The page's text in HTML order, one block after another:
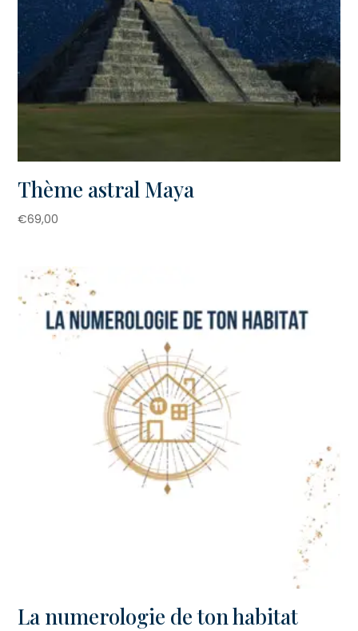
Thème astral Maya
€69,00
La numerologie de ton habitat